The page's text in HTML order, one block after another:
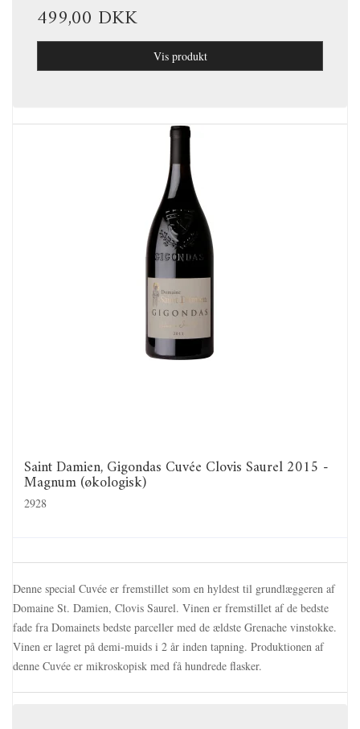
499,00 DKK
Vis produkt
Saint Damien, Gigondas Cuvée Clovis Saurel 2015 -
Magnum (økologisk)
2928
Denne special Cuvée er fremstillet som en hyldest til grundlæggeren af
Domaine St. Damien, Clovis Saurel. Vinen er fremstillet af de bedste
fade fra Domainets bedste parceller med de ældste Grenache vinstokke.
Vinen er lagret på demi-muids i 2 år inden tapning. Produktionen af
denne Cuvée er mikroskopisk med få hundrede flasker.